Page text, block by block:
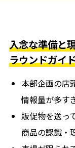
入念な準備と
ラウンドガイ
本部企画の店
情報量が多す
販促物を送っ
商品の認識・